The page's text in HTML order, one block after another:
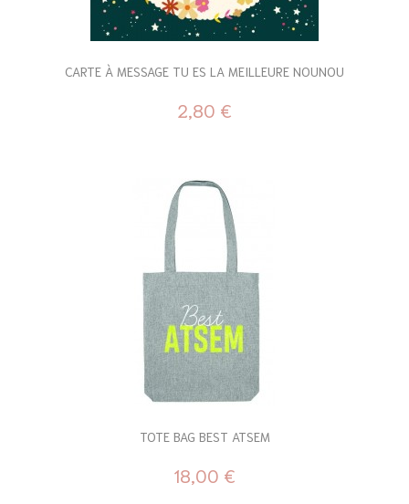
CARTE À MESSAGE TU ES LA MEILLEURE NOUNOU
2,80 €
TOTE BAG BEST ATSEM
18,00 €